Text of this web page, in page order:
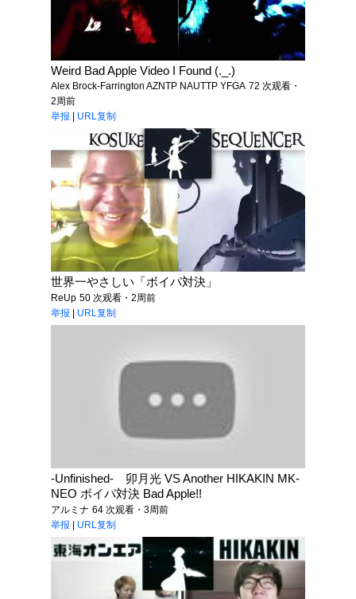
Weird Bad Apple Video I Found (._.)
Alex Brock-Farrington AZNTP NAUTTP YFGA 72 次观看・
2周前
举报
URL复制
世界一やさしい「ボイパ対決」
ReUp 50 次观看・2周前
举报
URL复制
-Unfinished- 卯月光 VS Another HIKAKIN MK-
NEO ボイパ対決 Bad Apple!!
アルミナ 64 次观看・3周前
举报
URL复制